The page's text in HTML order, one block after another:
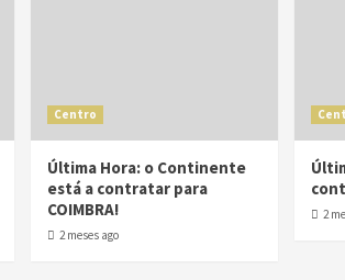
Centro
Última Hora: o Continente
está a contratar para
COIMBRA!
2 meses ago
2